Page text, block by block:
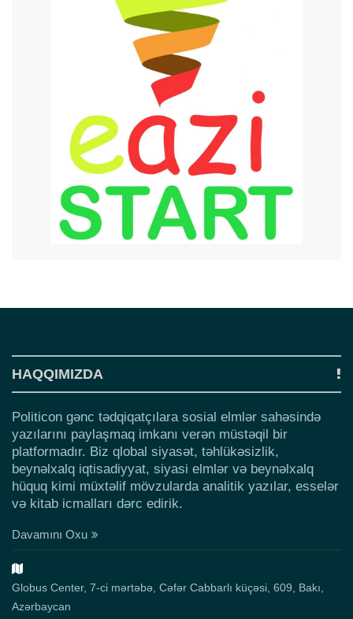
HAQQIMIZDA
Politicon gənc tədqiqatçılara sosial elmlər sahəsində
yazılarını paylaşmaq imkanı verən müstəqil bir
platformadır. Biz qlobal siyasət, təhlükəsizlik,
beynəlxalq iqtisadiyyat, siyasi elmlər və beynəlxalq
hüquq kimi müxtəlif mövzularda analitik yazılar, esselər
və kitab icmalları dərc edirik.
Davamını Oxu
Globus Center, 7-ci mərtəbə, Cəfər Cabbarlı küçəsi, 609, Bakı,
Azərbaycan